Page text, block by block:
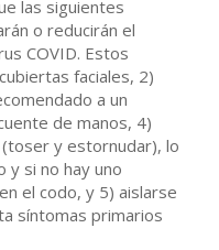
las siguientes
o reducirán el
COVID. Estos
faciales, 2)
a un
de manos, 4)
y estornudar), lo
y si no hay uno
el codo, y 5) aislarse
síntomas primarios